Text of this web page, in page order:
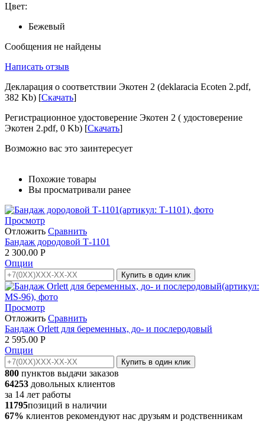
Цвет:
Бежевый
Сообщения не найдены
Написать отзыв
Декларация о соответствии Экотен 2 (deklaracia Ecoten 2.pdf,
382 Kb) [Скачать]
Регистрационное удостоверение Экотен 2 ( удостоверение
Экотен 2.pdf, 0 Kb) [Скачать]
Возможно вас это заинтересует
Похожие товары
Вы просматривали ранее
Просмотр
Отложить Сравнить
Бандаж дородовой Т-1101
2 300.00 Р
Опции
Купить в один клик
Просмотр
Отложить Сравнить
Бандаж Orlett для беременных, до- и послеродовый
2 595.00 Р
Опции
Купить в один клик
800 пунктов выдачи заказов
64253 довольных клиентов
за 14 лет работы
11795позиций в наличии
67% клиентов рекомендуют нас друзьям и родственникам